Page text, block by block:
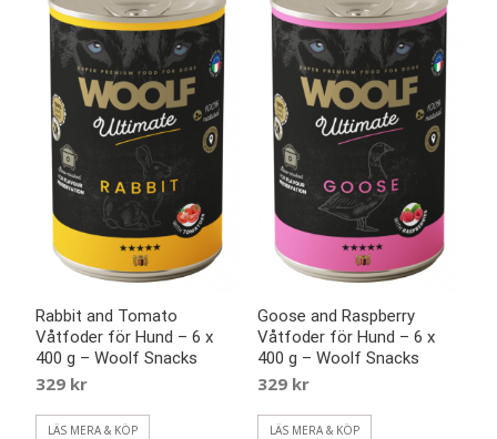
Rabbit and Tomato
Våtfoder för Hund – 6 x
400 g – Woolf Snacks
329 kr
LÄS MERA & KÖP
Goose and Raspberry
Våtfoder för Hund – 6 x
400 g – Woolf Snacks
329 kr
LÄS MERA & KÖP